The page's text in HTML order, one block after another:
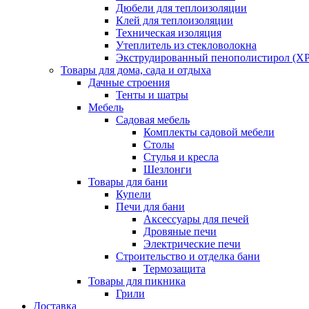
Дюбели для теплоизоляции
Клей для теплоизоляции
Техническая изоляция
Утеплитель из стекловолокна
Экструдированный пенополистирол
Товары для дома, сада и отдыха
Дачные строения
Тенты и шатры
Мебель
Садовая мебель
Комплекты садовой мебели
Столы
Стулья и кресла
Шезлонги
Товары для бани
Купели
Печи для бани
Аксессуары для печей
Дровяные печи
Электрические печи
Строительство и отделка бани
Термозащита
Товары для пикника
Грили
Доставка